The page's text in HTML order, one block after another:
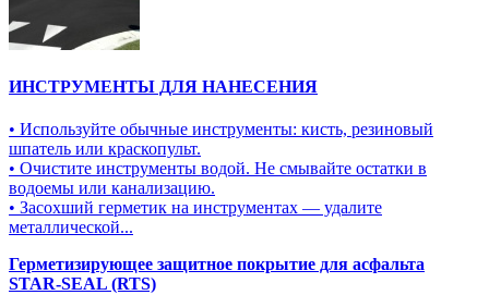
ИНСТРУМЕНТЫ ДЛЯ НАНЕСЕНИЯ
• Используйте обычные инструменты: кисть, резиновый
шпатель или краскопульт.
• Очистите инструменты водой. Не смывайте остатки в
водоемы или канализацию.
• Засохший герметик на инструментах — удалите
металлической...
Герметизирующее защитное покрытие для асфальта
STAR-SEAL (RTS)